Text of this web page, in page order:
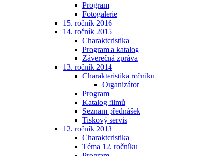
Program
Fotogalerie
15. ročník 2016
14. ročník 2015
Charakteristika
Program a katalog
Záverečná zpráva
13. ročník 2014
Charakteristika ročníku
Organizátor
Program
Katalog filmů
Seznam přednášek
Tiskový servis
12. ročník 2013
Charakteristika
Téma 12. ročníku